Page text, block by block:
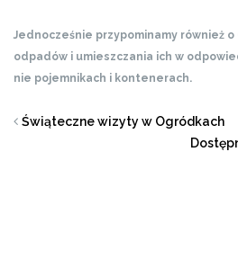
Jednocześnie przypominamy również o
odpadów i umieszczania ich w
nie pojemnikach i kontenerach.
Świąteczne wizyty w Ogródkach